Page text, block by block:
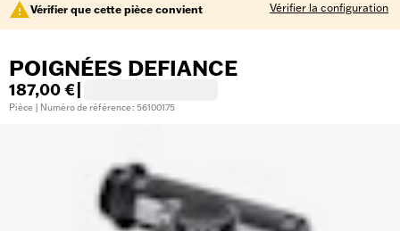
Vérifier que cette pièce convient Vérifier la configuration
POIGNÉES DEFIANCE
187,00 €
Pièce | Numéro de référence : 56100175